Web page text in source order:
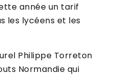
année un tarif
les lycéens et les
Philippe Torreton
Normandie qui